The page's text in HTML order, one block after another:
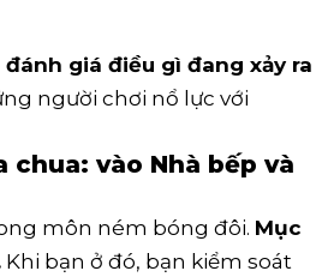
giá điều gì đang xảy ra
người chơi nổ lực với
vào Nhà bếp và
môn ném bóng đôi. Mục
Khi bạn ở đó, bạn kiểm soát